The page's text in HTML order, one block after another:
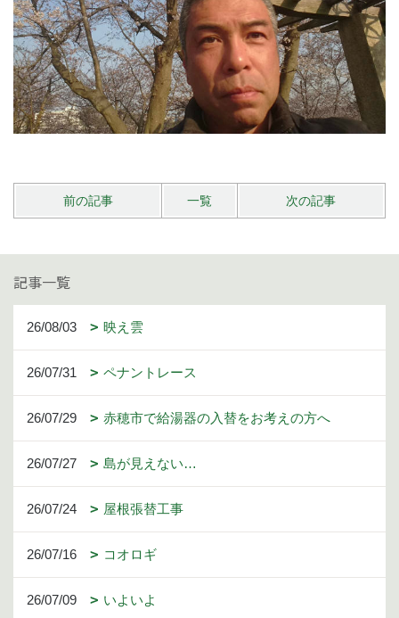
前の記事 一覧 次の記事
記事一覧
26/08/03 映え雲
26/07/31 ペナントレース
26/07/29 赤穂市で給湯器の入替をお考えの方へ
26/07/27 島が見えない…
26/07/24 屋根張替工事
26/07/16 コオロギ
26/07/09 いよいよ